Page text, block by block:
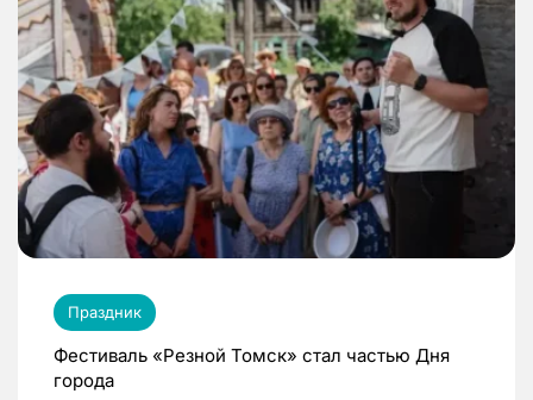
Праздник
Фестиваль «Резной Томск» стал частью Дня
города